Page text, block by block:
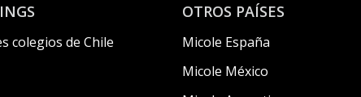
colegios de Chile
OTROS PAÍSES
Micole España
Micole México